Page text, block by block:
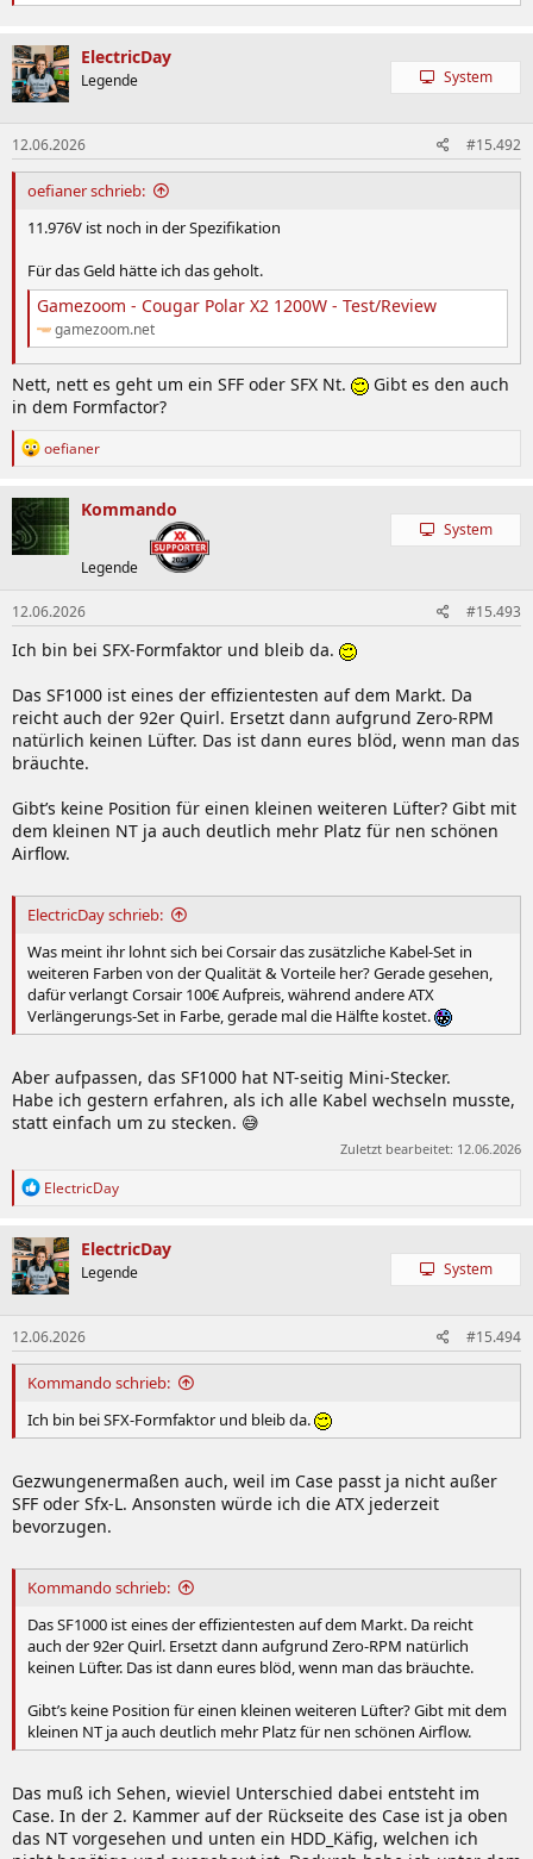
ElectricDay
Legende System
12.06.2026 #15.492
oefianer schrieb:
11.976V ist noch in der Spezifikation
Für das Geld hätte ich das geholt.
Gamezoom - Cougar Polar X2 1200W - Test/Review
gamezoom.net
Nett, nett es geht um ein SFF oder SFX Nt.
Gibt es den auch
in dem Formfactor?
R
k
t
i
o
n
oefianer
Kommando
Legende
System
12.06.2026 #15.493
Ich bin bei SFX-Formfaktor und bleib da.
Das SF1000 ist eines der effizientesten auf dem Markt. Da
reicht auch der 92er Quirl. Ersetzt dann aufgrund Zero-RPM
natürlich keinen Lüfter. Das ist dann eures blöd, wenn man das
bräuchte.
Gibt’s keine Position für einen kleinen weiteren Lüfter? Gibt mit
dem kleinen NT ja auch deutlich mehr Platz für nen schönen
Airflow.
ElectricDay schrieb:
Was meint ihr lohnt sich bei Corsair das zusätzliche Kabel-Set in
weiteren Farben von der Qualität & Vorteile her? Gerade gesehen,
dafür verlangt Corsair 100€ Aufpreis, während andere ATX
Verlängerungs-Set in Farbe, gerade mal die Hälfte kostet.
Aber aufpassen, das SF1000 hat NT-seitig Mini-Stecker.
Habe ich gestern erfahren, als ich alle Kabel wechseln musste,
statt einfach um zu stecken. 😅
Zuletzt bearbeitet: 12.06.2026
R
k
t
i
o
n
e
n
:
ElectricDay
ElectricDay
Legende System
12.06.2026 #15.494
Kommando schrieb:
Ich bin bei SFX-Formfaktor und bleib da.
Gezwungenermaßen auch, weil im Case passt ja nicht außer
SFF oder Sfx-L. Ansonsten würde ich die ATX jederzeit
bevorzugen.
Kommando schrieb:
Das SF1000 ist eines der effizientesten auf dem Markt. Da reicht
auch der 92er Quirl. Ersetzt dann aufgrund Zero-RPM natürlich
keinen Lüfter. Das ist dann eures blöd, wenn man das bräuchte.
Gibt’s keine Position für einen kleinen weiteren Lüfter? Gibt mit dem
kleinen NT ja auch deutlich mehr Platz für nen schönen Airflow.
Das muß ich Sehen, wieviel Unterschied dabei entsteht im
Case. In der 2. Kammer auf der Rückseite des Case ist ja oben
das NT vorgesehen und unten ein HDD_Käfig, welchen ich